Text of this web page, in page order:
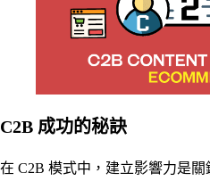
C2B 成功的秘訣
在 C2B 模式中，建立影響力是